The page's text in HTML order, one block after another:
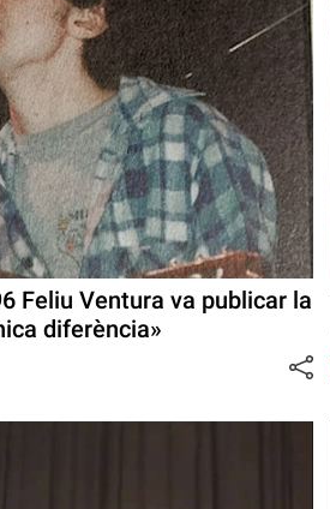
Feliu Ventura va publicar la
diferència»